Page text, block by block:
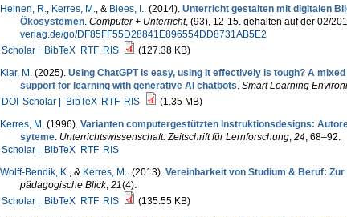
Heinen, R., Kerres, M., & Blees, I.. (2014). Unterricht gestalten mit digitalen
Ökosystemen. Computer + Unterricht, (93), 12-15. gehalten auf der 02/
verlag.de/go/DF85FF55D28841E896554DD8731AB5E2
Scholar |
BibTeX RTF RIS
(127.38 KB)
Klar, M . (2025). Using ChatGPT is easy, using it effectively is tough? A
support for learning with generative AI chatbots. Smart Learning
DOI Scholar | BibTeX RTF RIS
(1.35 MB)
Kerres, M . (1996). Varianten computergestützten Instruktionsdesigns:
syteme. Unterrichtswissenschaft. Zeitschrift für Lern­for­schung, 24, 68–92.
Scholar |
BibTeX RTF RIS
Wolff-Bendik, K., & Kerres, M.. (2013). Vereinbarkeit von Studium & Beruf:
pädagogische Blick, 21(4).
Scholar |
BibTeX RTF RIS
(135.55 KB)